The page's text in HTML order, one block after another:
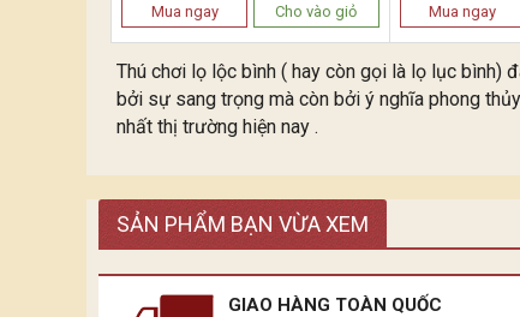
Mua ngay Cho vào giỏ Mua ngay
Thú chơi lọ lộc bình ( hay còn gọi là lọ lục bình)
bởi sự sang trọng mà còn bởi ý nghĩa phong
nhất thị trường hiện nay .
SẢN PHẨM BẠN VỪA XEM
GIAO HÀNG TOÀN QUỐC